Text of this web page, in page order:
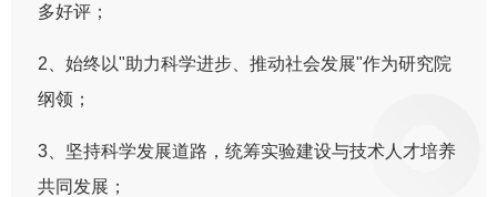
多好评；
2、始终以"助力科学进步、推动社会发展"作为研究院
纲领；
3、坚持科学发展道路，统筹实验建设与技术人才培养
共同发展；